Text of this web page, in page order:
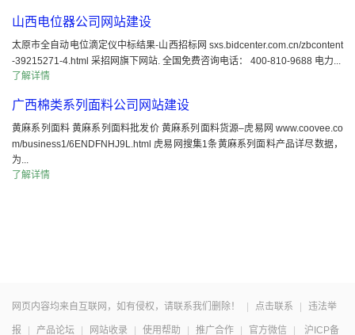
山西电位器公司网站建设
太原市全自动电位滴定仪中标结果-山西招标网 sxs.bidcenter.com.cn/zbcontent
-39215271-4.html 采招网旗下网站. 全国免费咨询电话： 400-810-9688 电力...
了解详情
广西棉类系列面料公司网站建设
黄麻系列面料 黄麻系列面料批发价 黄麻系列面料货源–虎易网 www.coovee.co
m/business1/6ENDFNHJ9L.html 虎易网搜集1条黄麻系列面料产品详尽数据，
为...
了解详情
网页内容均来自互联网，如有侵权，请联系我们删除！ 点击联系 违法举
报 产品论坛 网站收录 使用帮助 推广合作 官方微信 沪ICP备